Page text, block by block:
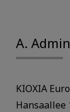
A.
KIOXIA
Hansaallee